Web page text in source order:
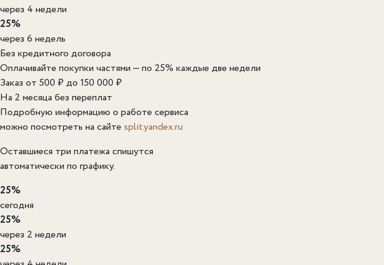
через 4 недели
25%
через 6 недель
Без кредитного договора
Оплачивайте покупки частями — по 25% каждые две недели
Заказ от 500 ₽ до 150 000 ₽
На 2 месяца без переплат
Подробную информацию о работе сервиса
можно посмотреть на сайте split.yandex.ru
Оставшиеся три платежа спишутся
автоматически по графику.
25%
сегодня
25%
через 2 недели
25%